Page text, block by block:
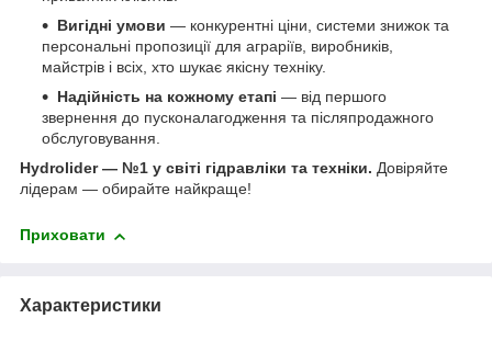
Вигідні умови — конкурентні ціни, системи знижок та
персональні пропозиції для аграріїв, виробників,
майстрів і всіх, хто шукає якісну техніку.
Надійність на кожному етапі — від першого
звернення до пусконалагодження та післяпродажного
обслуговування.
Hydrolider — №1 у світі гідравліки та техніки. Довіряйте
лідерам — обирайте найкраще!
Приховати
Характеристики